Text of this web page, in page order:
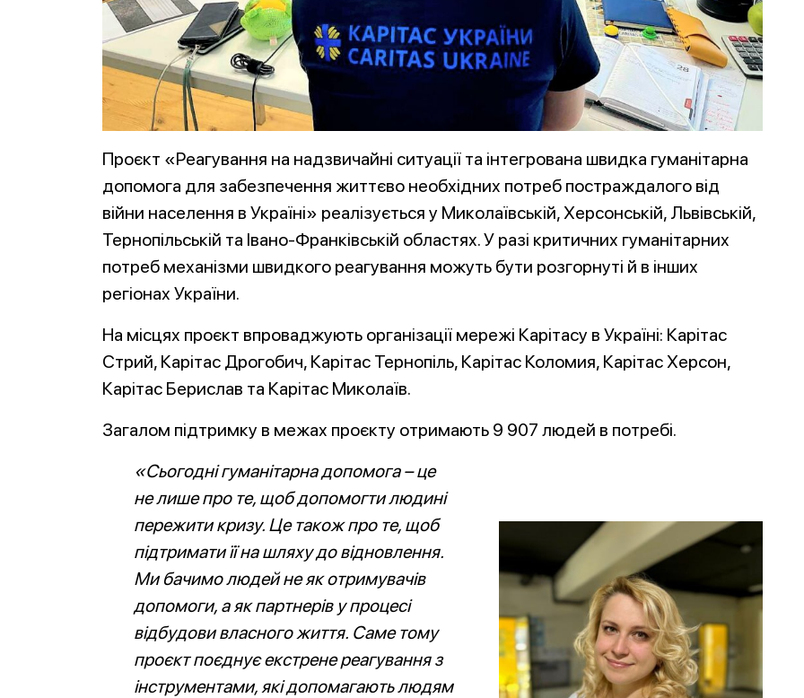
Проєкт «Реагування на надзвичайні ситуації та інтегрована швидка гуманітарна
допомога для забезпечення життєво необхідних потреб постраждалого від
війни населення в Україні» реалізується у Миколаївській, Херсонській, Львівській,
Тернопільській та Івано-Франківській областях. У разі критичних гуманітарних
потреб механізми швидкого реагування можуть бути розгорнуті й в інших
регіонах України.
На місцях проєкт впроваджують організації мережі Карітасу в Україні: Карітас
Стрий, Карітас Дрогобич, Карітас Тернопіль, Карітас Коломия, Карітас Херсон,
Карітас Берислав та Карітас Миколаїв.
Загалом підтримку в межах проєкту отримають 9 907 людей в потребі.
«Сьогодні гуманітарна допомога – це
не лише про те, щоб допомогти людині
пережити кризу. Це також про те, щоб
підтримати її на шляху до відновлення.
Ми бачимо людей не як отримувачів
допомоги, а як партнерів у процесі
відбудови власного життя. Саме тому
проєкт поєднує екстрене реагування з
інструментами, які допомагають людям